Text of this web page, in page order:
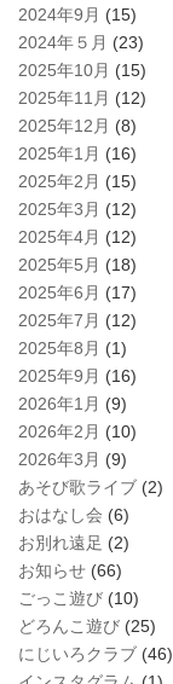
2024年9月 (15)
2024年５月 (23)
2025年10月 (15)
2025年11月 (12)
2025年12月 (8)
2025年1月 (16)
2025年2月 (15)
2025年3月 (12)
2025年4月 (12)
2025年5月 (18)
2025年6月 (17)
2025年7月 (12)
2025年8月 (1)
2025年9月 (16)
2026年1月 (9)
2026年2月 (10)
2026年3月 (9)
あそび歌ライブ (2)
おはなし会 (6)
お別れ遠足 (2)
お知らせ (66)
ごっこ遊び (10)
どろんこ遊び (25)
にじいろクラブ (46)